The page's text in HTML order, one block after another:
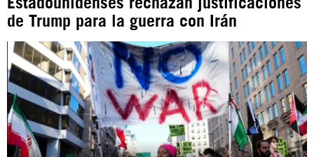
WhatsApp y Viber: +98 921 79 29 404
https://www.facebook.com/Nexolatino.Canal
de Trump para la guerra con Irán